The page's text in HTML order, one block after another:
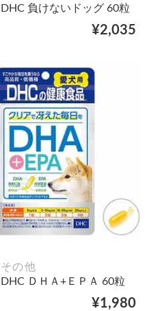
DHC 負けないドッグ 60粒
¥2,035
その他
DHC ＤＨＡ+ＥＰＡ 60粒
¥1,980